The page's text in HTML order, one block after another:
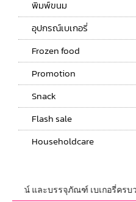
พิมพ์ขนม
อุปกรณ์เบเกอรี่
Frozen food
Promotion
Snack
Flash sale
Householdcare
กรณ์ และบรรจุภัณฑ์ เบเกอรี่ครบว